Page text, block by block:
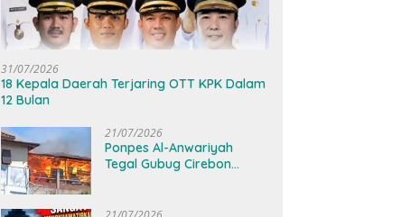
31/07/2026
18 Kepala Daerah Terjaring OTT KPK Dalam
12 Bulan
21/07/2026
Ponpes Al-Anwariyah
Tegal Gubug Cirebon